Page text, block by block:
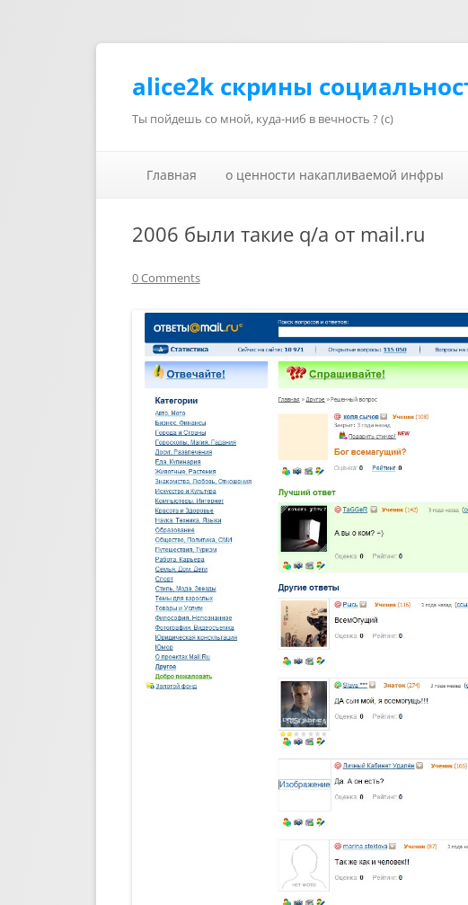
alice2k скрины
Ты пойдешь со мной, куда-ниб в вечность ? (с)
Главная
о ценности накапливаемой инфры
2006 были такие q/a от mail.ru
0 Comments